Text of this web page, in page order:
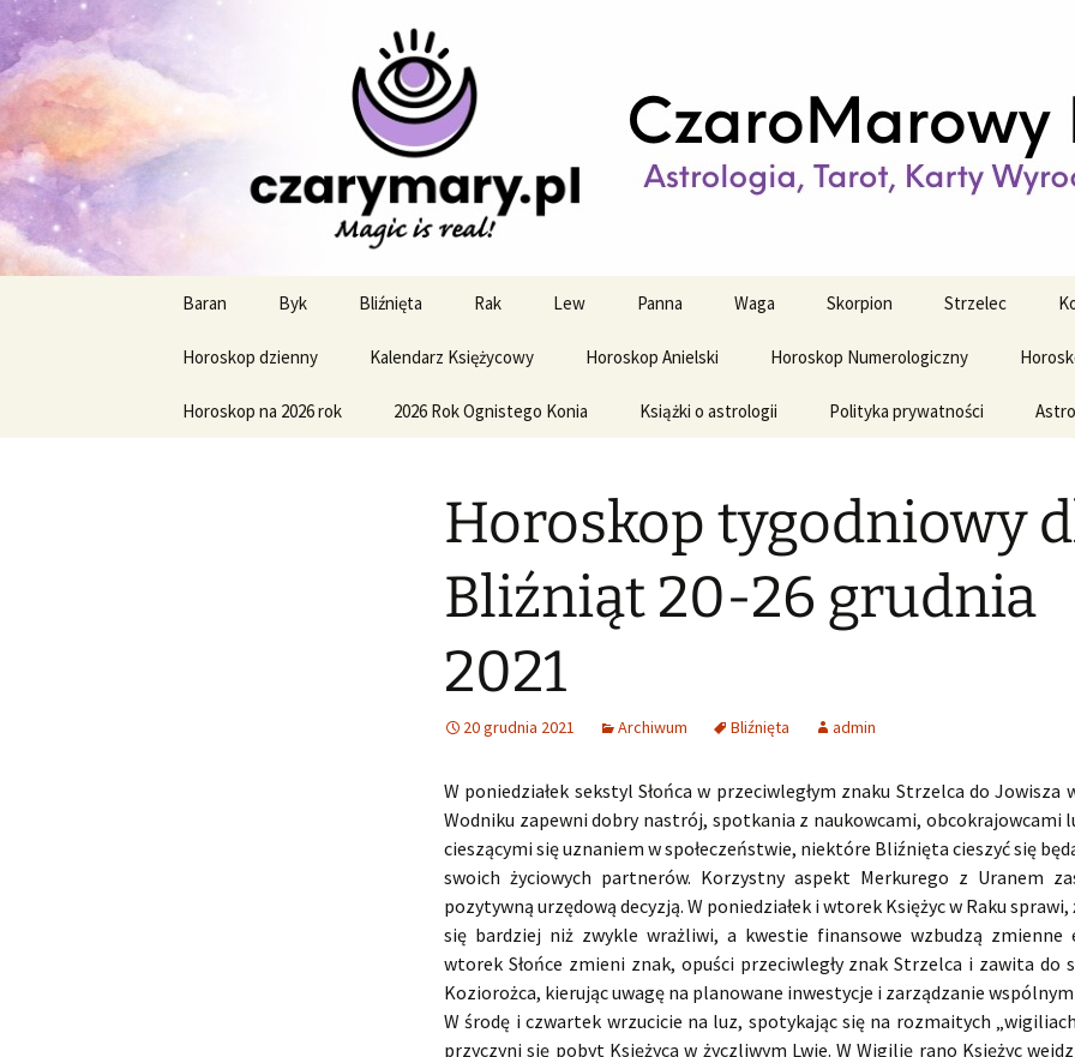
CzaroMarowy horoskop
miesięczny i tygodniowy
Profesjonalne przepowiednie astrologiczne
treści
Baran Byk Bliźnięta Rak Lew Panna Waga Skorpion Strzelec
Horoskop dzienny Kalendarz Księżycowy Horoskop Anielski Horoskop Numerologiczny
Horoskop na 2026 rok 2026 Rok Ognistego Konia Książki o astrologii Polityka prywatności
Horoskop tygodniowy
Bliźniąt 20-26 grudnia
2021
20 grudnia 2021 Archiwum Bliźnięta admin
W poniedziałek sekstyl Słońca w przeciwległym znaku Strzelca do Jowisza
Wodniku zapewni dobry nastrój, spotkania z naukowcami, obcokrajowcami
cieszącymi się uznaniem w społeczeństwie, niektóre Bliźnięta cieszyć się
swoich życiowych partnerów. Korzystny aspekt Merkurego z Uranem
pozytywną urzędową decyzją. W poniedziałek i wtorek Księżyc w Raku sprawi,
się bardziej niż zwykle wrażliwi, a kwestie finansowe wzbudzą zmienne
wtorek Słońce zmieni znak, opuści przeciwległy znak Strzelca i zawita do
Koziorożca, kierując uwagę na planowane inwestycje i zarządzanie
W środę i czwartek wrzucicie na luz, spotykając się na rozmaitych
przyczyni się pobyt Księżyca w życzliwym Lwie. W Wigilię rano Księżyc